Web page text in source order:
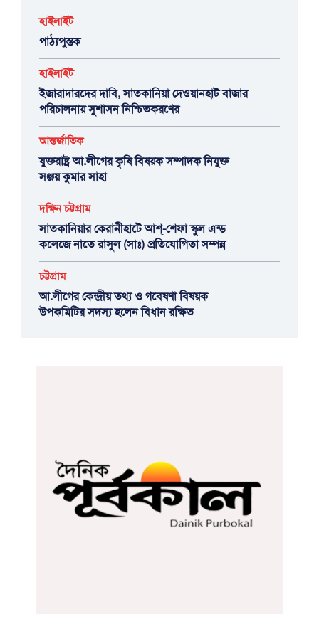
হাইলাইট
পাঠ্যপুস্তক
হাইলাইট
ইজারাদারদের দাবি, সাতকানিয়া দেওয়ানহাট বাজার
পরিচালনায় সুশাসন নিশ্চিতকরণের
আন্তর্জাতিক
যুক্তরাষ্ট্র আ.লীগের কৃষি বিষয়ক সম্পাদক নিযুক্ত
সঞ্জয় কুমার সাহা
দক্ষিন চট্টগ্রাম
সাতকানিয়ার কেরানীহাটে আশ্-শেফা স্কুল এন্ড
কলেজে নাতে রাসুল (সাঃ) প্রতিযোগিতা সম্পন্ন
চট্টগ্রাম
আ.লীগের কেন্দ্রীয় তথ্য ও গবেষণা বিষয়ক
উপকমিটির সদস্য হলেন বিধান রক্ষিত